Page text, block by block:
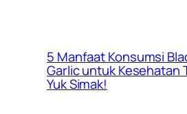
5 Manfaat Konsumsi
Garlic untuk Kesehatan
Yuk Simak!